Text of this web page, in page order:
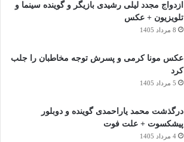
ازدواج مجدد لیلی رشیدی بازیگر و گوینده سینما و
تلویزیون + عکس
8 مرداد 1405
عکس مونا کرمی و پسرش توجه مخاطبان را جلب
کرد
5 مرداد 1405
درگذشت محمد یاراحمدی گوینده و دوبلور
پیشکسوت + علت فوت
4 مرداد 1405